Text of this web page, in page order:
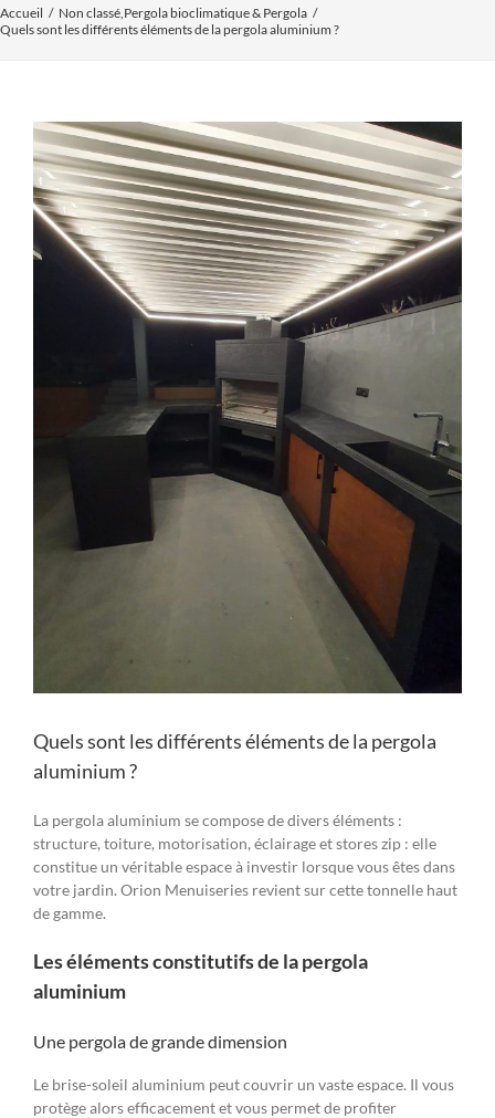
Accueil Non classé,Pergola bioclimatique & Pergola
Quels sont les différents éléments de la pergola aluminium ?
Voir
l'image
agrandie
Quels sont les différents éléments de la pergola
aluminium ?
La pergola aluminium se compose de divers éléments :
structure, toiture, motorisation, éclairage et stores zip : elle
constitue un véritable espace à investir lorsque vous êtes dans
votre jardin. Orion Menuiseries revient sur cette tonnelle haut
de gamme.
Les éléments constitutifs de la pergola
aluminium
Une pergola de grande dimension
Le brise-soleil aluminium peut couvrir un vaste espace. Il vous
protège alors efficacement et vous permet de profiter